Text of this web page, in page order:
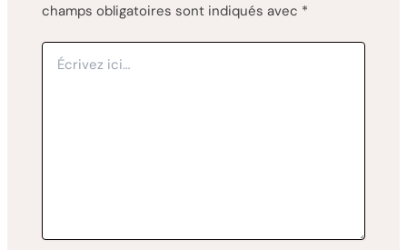
champs obligatoires sont indiqués avec *
Écrivez
ici…